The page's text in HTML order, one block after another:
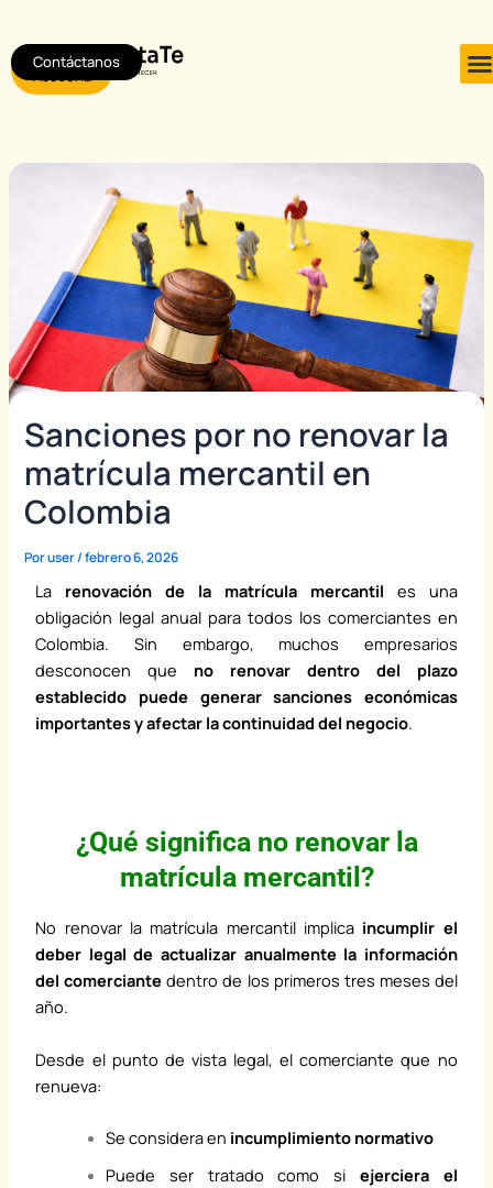
contenido
Agendar
Asesoría
Contáctanos
Sanciones por no renovar la
matrícula mercantil en
Colombia
Poruser/febrero 6, 2026
La renovación de la matrícula mercantil es una
obligación legal anual para todos los comerciantes en
Colombia. Sin embargo, muchos empresarios
desconocen que no renovar dentro del plazo
establecido puede generar sanciones económicas
importantes y afectar la continuidad del negocio.
¿Qué significa no renovar la
matrícula mercantil?
No renovar la matrícula mercantil implica incumplir el
deber legal de actualizar anualmente la información
del comerciante dentro de los primeros tres meses del
año.
Desde el punto de vista legal, el comerciante que no
renueva:
Se considera en incumplimiento normativo
Puede ser tratado como si ejerciera el
navigation